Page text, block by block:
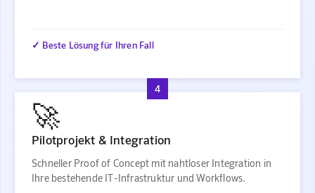
✓ Beste Lösung für Ihren Fall
4
🚀
Pilotprojekt & Integration
Schneller Proof of Concept mit nahtloser Integration in
Ihre bestehende IT-Infrastruktur und Workflows.